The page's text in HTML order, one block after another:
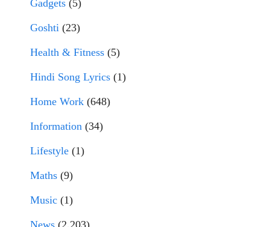
Gadgets (5)
Goshti (23)
Health & Fitness (5)
Hindi Song Lyrics (1)
Home Work (648)
Information (34)
Lifestyle (1)
Maths (9)
Music (1)
News (2,203)